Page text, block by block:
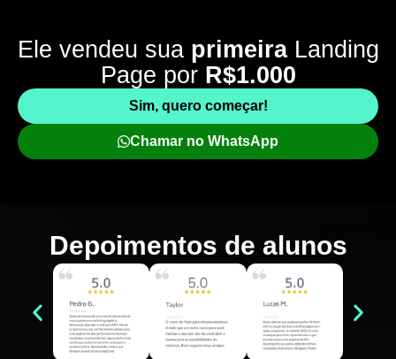
Ele vendeu sua primeira Landing
Page por R$1.000
Sim, quero começar!
Chamar no WhatsApp
Depoimentos de alunos